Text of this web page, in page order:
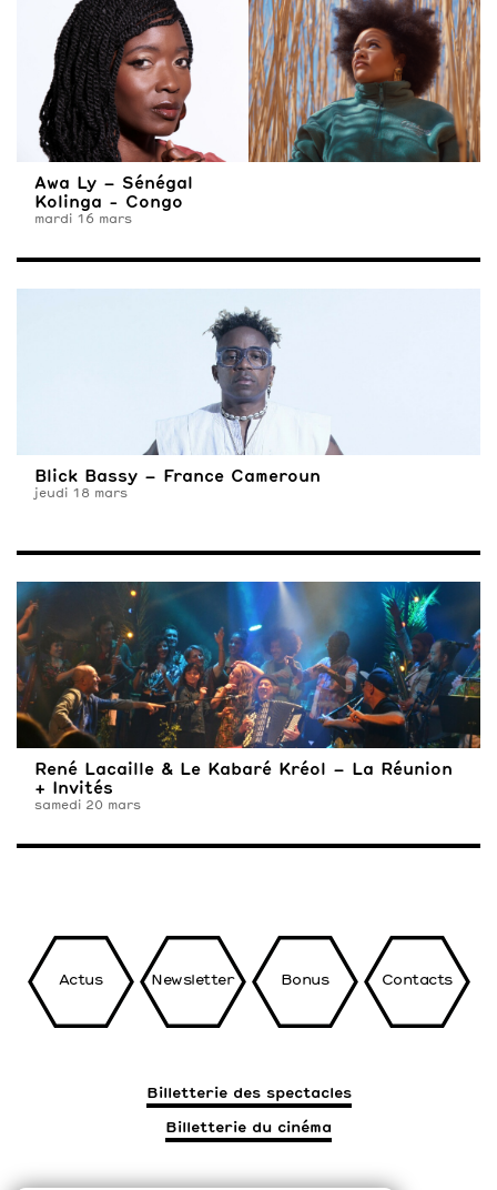
Awa Ly – Sénégal
Kolinga - Congo
mardi 16 mars
Blick Bassy – France Cameroun
jeudi 18 mars
René Lacaille & Le Kabaré Kréol – La Réunion
+ Invités
samedi 20 mars
Actus Newsletter Bonus Contacts
Billetterie des spectacles
Billetterie du cinéma